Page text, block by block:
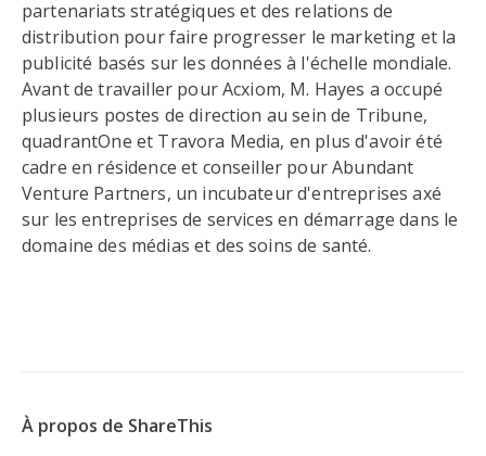
partenariats stratégiques et des relations de
distribution pour faire progresser le marketing et la
publicité basés sur les données à l'échelle mondiale.
Avant de travailler pour Acxiom, M. Hayes a occupé
plusieurs postes de direction au sein de Tribune,
quadrantOne et Travora Media, en plus d'avoir été
cadre en résidence et conseiller pour Abundant
Venture Partners, un incubateur d'entreprises axé
sur les entreprises de services en démarrage dans le
domaine des médias et des soins de santé.
À propos de ShareThis